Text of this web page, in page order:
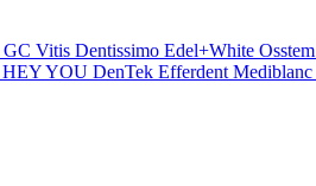
GC Vitis Dentissimo Edel+White Osstem
HEY YOU DenTek Efferdent Mediblanc